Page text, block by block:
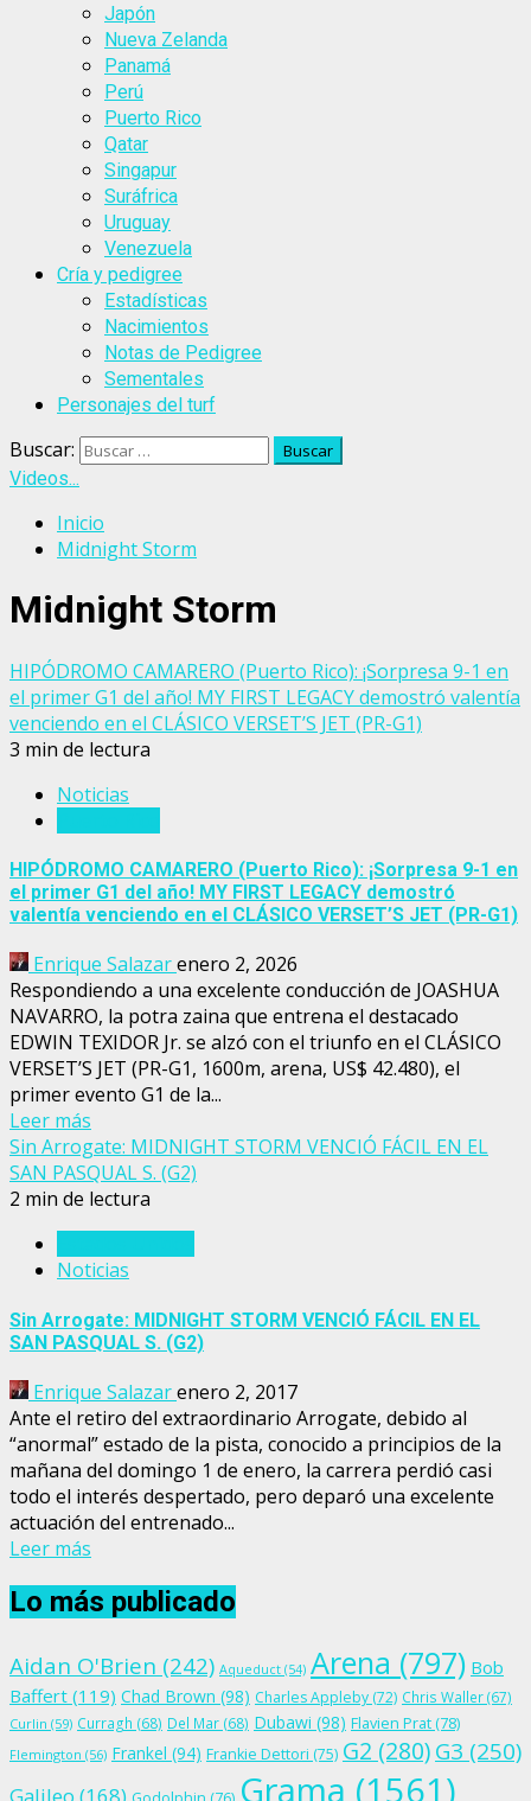
Japón
Nueva Zelanda
Panamá
Perú
Puerto Rico
Qatar
Singapur
Suráfrica
Uruguay
Venezuela
Cría y pedigree
Estadísticas
Nacimientos
Notas de Pedigree
Sementales
Personajes del turf
Buscar:
Videos...
Inicio
Midnight Storm
Midnight Storm
HIPÓDROMO CAMARERO (Puerto Rico): ¡Sorpresa 9-1 en
el primer G1 del año! MY FIRST LEGACY demostró valentía
venciendo en el CLÁSICO VERSET’S JET (PR-G1)
3 min de lectura
Noticias
HIPÓDROMO CAMARERO (Puerto Rico): ¡Sorpresa 9-1 en
el primer G1 del año! MY FIRST LEGACY demostró
valentía venciendo en el CLÁSICO VERSET’S JET (PR-G1)
Enrique Salazarenero 2, 2026
Respondiendo a una excelente conducción de JOASHUA
NAVARRO, la potra zaina que entrena el destacado
EDWIN TEXIDOR Jr. se alzó con el triunfo en el CLÁSICO
VERSET’S JET (PR-G1, 1600m, arena, US$ 42.480), el
primer evento G1 de la...
Leer más
Sin Arrogate: MIDNIGHT STORM VENCIÓ FÁCIL EN EL
SAN PASQUAL S. (G2)
2 min de lectura
Noticias
Sin Arrogate: MIDNIGHT STORM VENCIÓ FÁCIL EN EL
SAN PASQUAL S. (G2)
Enrique Salazarenero 2, 2017
Ante el retiro del extraordinario Arrogate, debido al
“anormal” estado de la pista, conocido a principios de la
mañana del domingo 1 de enero, la carrera perdió casi
todo el interés despertado, pero deparó una excelente
actuación del entrenado...
Leer más
Lo más publicado
Aidan O'Brien (242) Aqueduct (54) Arena (797) Bob
Baffert (119) Chad Brown (98) Charles Appleby (72) Chris Waller(67)
Curlin (59) Curragh (68) Del Mar (68) Dubawi (98) Flavien Prat (78)
Flemington (56) Frankel (94) Frankie Dettori (75) G2 (280)G3 (250)
Galileo (168) Grama (1561)